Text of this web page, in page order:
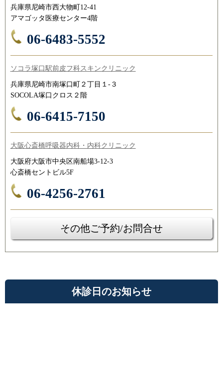
兵庫県尼崎市西大物町12-41
アマゴッタ医療センター4階
06-6483-5552
ソコラ塚口駅前皮フ科スキンクリニック
兵庫県尼崎市南塚口町２丁目１-３
SOCOLA塚口クロス２階
06-6415-7150
大阪心斎橋呼吸器内科・内科クリニック
大阪府大阪市中央区南船場3-12-3
心斎橋セントビル5F
06-4256-2761
その他ご予約/お問合せ
休診日のお知らせ